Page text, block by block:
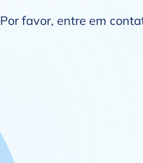
Por favor, entre em